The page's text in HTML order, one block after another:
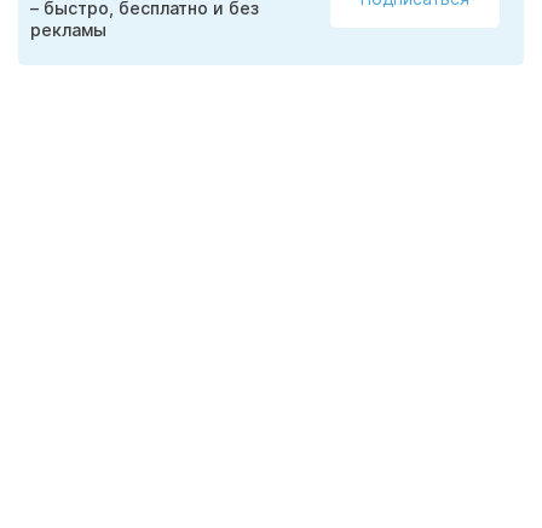
– быстро, бесплатно и без
рекламы